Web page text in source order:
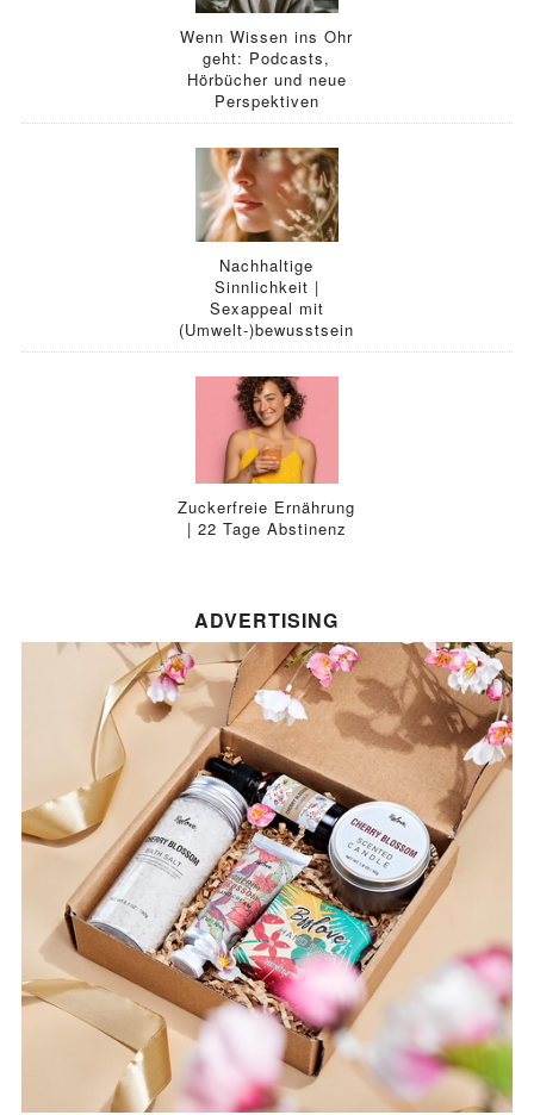
Wenn Wissen ins Ohr
geht: Podcasts,
Hörbücher und neue
Perspektiven
Nachhaltige
Sinnlichkeit |
Sexappeal mit
(Umwelt-)bewusstsein
Zuckerfreie Ernährung
| 22 Tage Abstinenz
ADVERTISING